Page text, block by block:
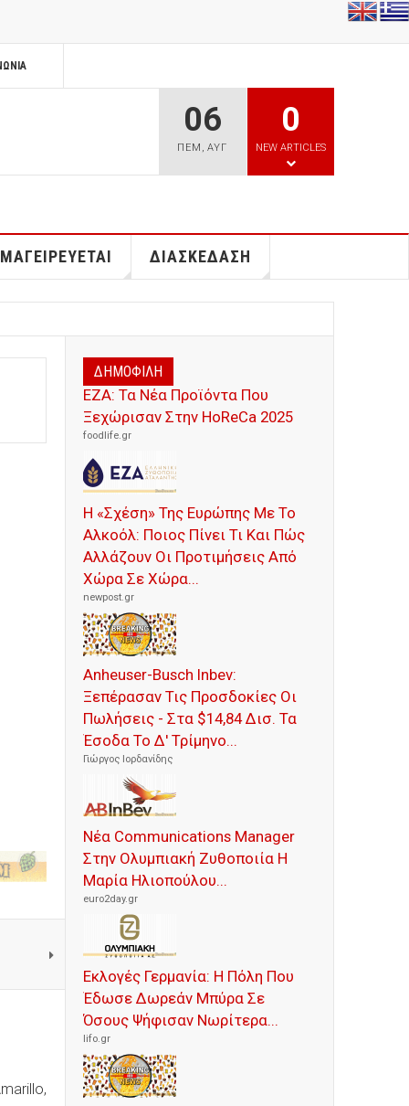
06
ΠΕΜ ,ΑΥΓ
0
NEW ARTICLES
ΔΙΑΣΚΕΔΑΣΗ
ΔΗΜΟΦΙΛΗ
ΕΖΑ: Τα Νέα Προϊόντα Που
Ξεχώρισαν Στην HoReCa 2025
foodlife.gr
Η «Σχέση» Της Ευρώπης Με Το
Αλκοόλ: Ποιος Πίνει Τι Και Πώς
Αλλάζουν Οι Προτιμήσεις Από
Χώρα Σε Χώρα...
newpost.gr
Anheuser-Busch Inbev:
Ξεπέρασαν Τις Προσδοκίες Οι
Πωλήσεις - Στα $14,84 Δισ. Τα
Έσοδα Το Δ' Τρίμηνο...
Γιώργος Ιορδανίδης
Νέα Communications Manager
Στην Ολυμπιακή Ζυθοποιία Η
Μαρία Ηλιοπούλου...
euro2day.gr
Εκλογές Γερμανία: Η Πόλη Που
Έδωσε Δωρεάν Μπύρα Σε
Όσους Ψήφισαν Νωρίτερα...
lifo.gr